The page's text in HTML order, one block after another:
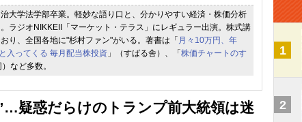
大学法学部卒業。軽妙な語り口と、分かりやすい経済・株価分析
ラジオNIKKEII「マーケット・テラス」にレギュラー出演。株式講
り、全国各地に"杉村ファン"がいる。著書は「 月々10万円、年
入ってくる 毎月配当株投資 」（すばる舎）、「 株価チャートのす
など多数。
疑惑だらけのトランプ前大統領は迷
1
2